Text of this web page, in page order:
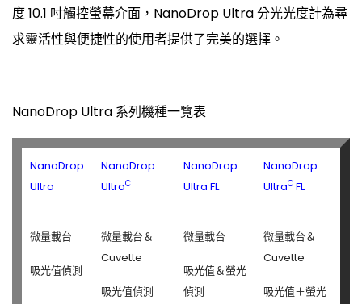
度 10.1 吋觸控螢幕介面，NanoDrop Ultra 分光光度計為尋
求靈活性與便捷性的使用者提供了完美的選擇。
NanoDrop Ultra 系列機種一覽表
NanoDrop
Ultra
NanoDrop
UltraC
NanoDrop
Ultra FL
NanoDrop
UltraC FL
微量載台
吸光值偵測
微量載台＆
Cuvette
吸光值偵測
微量載台
吸光值＆螢光
偵測
微量載台＆
Cuvette
吸光值＋螢光